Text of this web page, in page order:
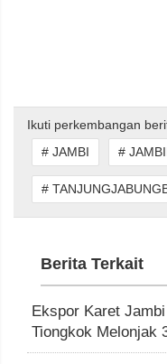
Ikuti perkembangan
# JAMBI
#
#
Berita Terkait
Ekspor Karet
Tiongkok Melonjak